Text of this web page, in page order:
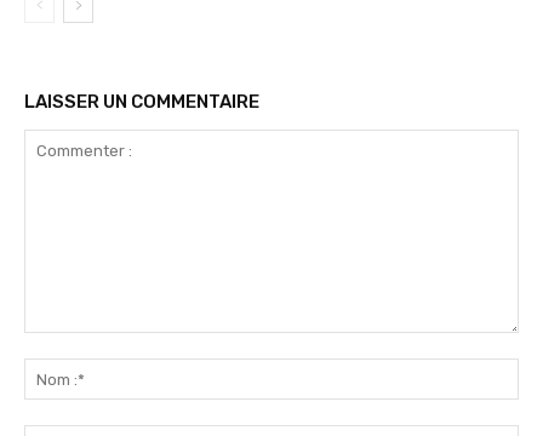
LAISSER UN COMMENTAIRE